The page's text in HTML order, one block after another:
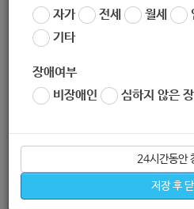
자가
전세 월세
기타
장애여부
비장애인
심하지 않은
24시간동안
저장 후 닫
DIDX=25149
«
목록보기